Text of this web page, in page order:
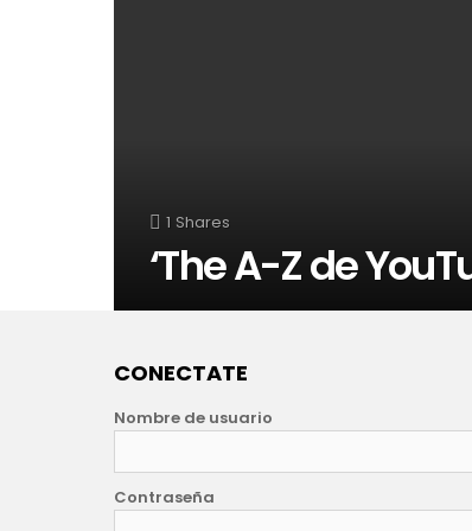
1 Shares
‘The A-Z de
CONECTATE
Nombre de usuario
Contraseña